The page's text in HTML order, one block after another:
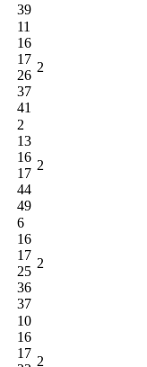
39
11
16
17
26
37
41
2
2
13
16
17
44
49
2
6
16
17
25
36
37
2
10
16
17
2